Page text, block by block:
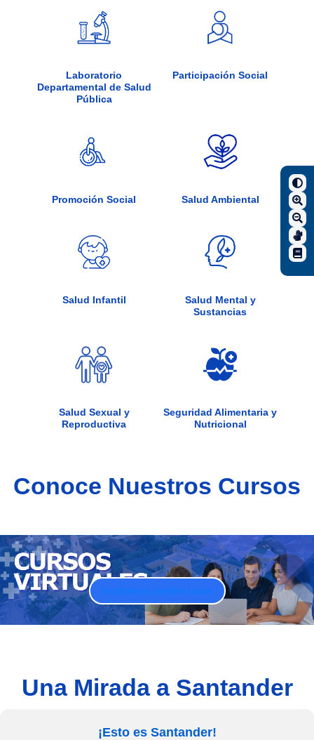
Laboratorio
Departamental de Salud
Pública
Participación Social
Promoción Social Salud Ambiental
Salud Infantil
Salud Mental y
Sustancias
Salud Sexual y
Reproductiva
Seguridad Alimentaria y
Nutricional
Conoce Nuestros Cursos
Inscríbete en nuestros cursos
Una Mirada a Santander
¡Esto es Santander!